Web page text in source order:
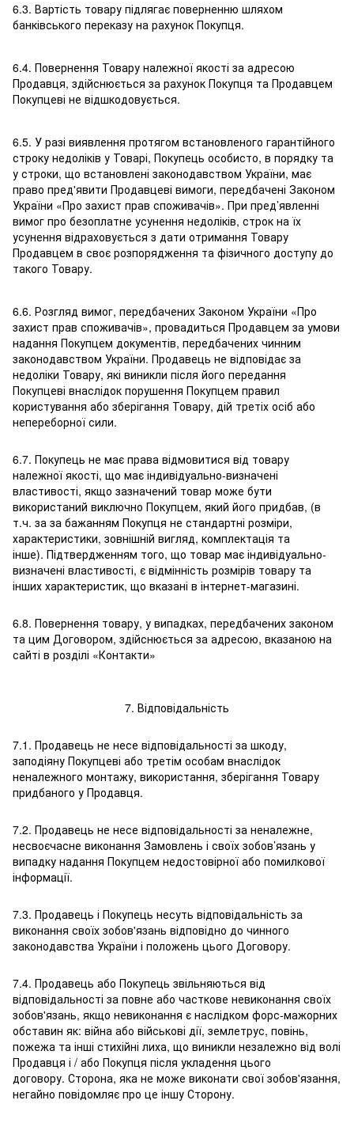
6.3. Вартість товару підлягає поверненню шляхом
банківського переказу на рахунок Покупця.
6.4. Повернення Товару належної якості за адресою
Продавця, здійснюється за рахунок Покупця та Продавцем
Покупцеві не відшкодовується.
6.5. У разі виявлення протягом встановленого гарантійного
строку недоліків у Товарі, Покупець особисто, в порядку та
у строки, що встановлені законодавством України, має
право пред'явити Продавцеві вимоги, передбачені Законом
України «Про захист прав споживачів». При пред’явленні
вимог про безоплатне усунення недоліків, строк на їх
усунення відраховується з дати отримання Товару
Продавцем в своє розпорядження та фізичного доступу до
такого Товару.
6.6. Розгляд вимог, передбачених Законом України «Про
захист прав споживачів», провадиться Продавцем за умови
надання Покупцем документів, передбачених чинним
законодавством України. Продавець не відповідає за
недоліки Товару, які виникли після його передання
Покупцеві внаслідок порушення Покупцем правил
користування або зберігання Товару, дій третіх осіб або
непереборної сили.
6.7. Покупець не має права відмовитися від товару
належної якості, що має індивідуально-визначені
властивості, якщо зазначений товар може бути
використаний виключно Покупцем, який його придбав, (в
т.ч. за за бажанням Покупця не стандартні розміри,
характеристики, зовнішній вигляд, комплектація та
інше). Підтвердженням того, що товар має індивідуально-
визначені властивості, є відмінність розмірів товару та
інших характеристик, що вказані в інтернет-магазині.
6.8. Повернення товару, у випадках, передбачених законом
та цим Договором, здійснюється за адресою, вказаною на
сайті в розділі «Контакти»
7. Відповідальність
7.1. Продавець не несе відповідальності за шкоду,
заподіяну Покупцеві або третім особам внаслідок
неналежного монтажу, використання, зберігання Товару
придбаного у Продавця.
7.2. Продавець не несе відповідальності за неналежне,
несвоєчасне виконання Замовлень і своїх зобов’язань у
випадку надання Покупцем недостовірної або помилкової
інформації.
7.3. Продавець і Покупець несуть відповідальність за
виконання своїх зобов'язань відповідно до чинного
законодавства України і положень цього Договору.
7.4. Продавець або Покупець звільняються від
відповідальності за повне або часткове невиконання своїх
зобов'язань, якщо невиконання є наслідком форс-мажорних
обставин як: війна або військові дії, землетрус, повінь,
пожежа та інші стихійні лиха, що виникли незалежно від волі
Продавця і / або Покупця після укладення цього
договору. Сторона, яка не може виконати свої зобов'язання,
негайно повідомляє про це іншу Сторону.